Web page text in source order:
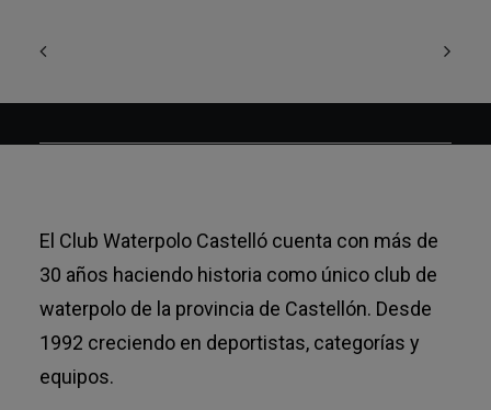
El Club Waterpolo Castelló cuenta con más de
30 años haciendo historia como único club de
waterpolo de la provincia de Castellón. Desde
1992 creciendo en deportistas, categorías y
equipos.